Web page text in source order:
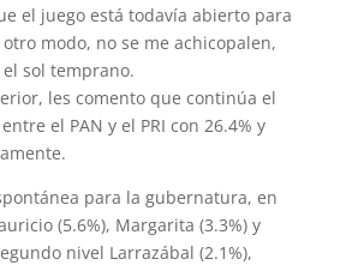
el juego está todavía abierto para
modo, no se me achicopalen,
sol temprano.
les comento que continúa el
el PAN y el PRI con 26.4% y
para la gubernatura, en
(5.6%), Margarita (3.3%) y
nivel Larrazábal (2.1%),